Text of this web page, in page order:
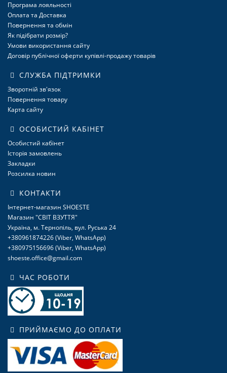
Програма лояльності
Оплата та Доставка
Повернення та обмін
Як підібрати розмір?
Умови використання сайту
Договір публічної оферти купівлі-продажу товарів
СЛУЖБА ПІДТРИМКИ
Зворотній зв'язок
Повернення товару
Карта сайту
ОСОБИСТИЙ КАБІНЕТ
Особистий кабінет
Історія замовлень
Закладки
Розсилка новин
КОНТАКТИ
Інтернет-магазин SHOESTE
Магазин "СВІТ ВЗУТТЯ"
Україна, м. Тернопіль, вул. Руська 24
+380961874226 (Viber, WhatsApp)
+380975156696 (Viber, WhatsApp)
shoeste.office@gmail.com
ЧАС РОБОТИ
ПРИЙМАЄМО ДО ОПЛАТИ